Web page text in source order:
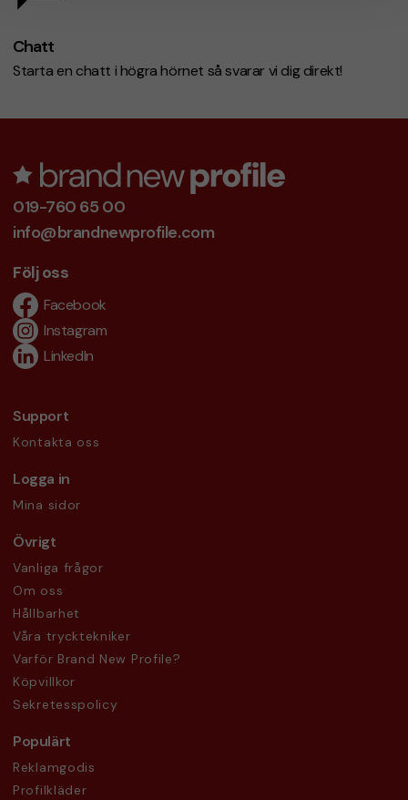
Chatt
Starta en chatt i högra hörnet så svarar vi dig direkt!
019-760 65 00
info@brandnewprofile.com
Följ oss
Facebook
Instagram
LinkedIn
Support
Kontakta oss
Logga in
Mina sidor
Övrigt
Vanliga frågor
Om oss
Hållbarhet
Våra trycktekniker
Varför Brand New Profile?
Köpvillkor
Sekretesspolicy
Populärt
Reklamgodis
Profilkläder